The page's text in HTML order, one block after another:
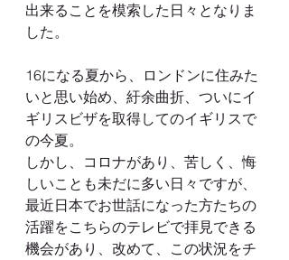
出来ることを模索した日々となりま
した。
16になる夏から、ロンドンに住みた
いと思い始め、紆余曲折、ついにイ
ギリスビザを取得してのイギリスで
の今夏。
しかし、コロナがあり、苦しく、悔
しいことも未だに多い日々ですが、
最近日本でお世話になった方たちの
活躍をこちらのテレビで拝見できる
機会があり、改めて、この状況をチ